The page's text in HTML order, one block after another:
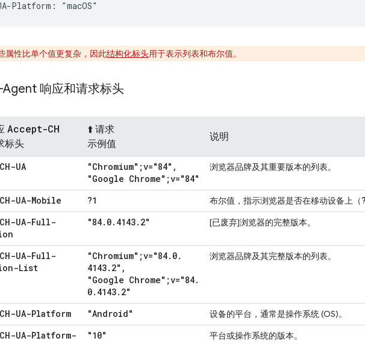
属性比单个值更复杂，因此结构化标头用于表示列表和布尔值。
Agent 响应和请求标头
Accept-CH
标头
⬆️ 请求
示例值
说明
UA "Chromium";v="84" ,
"Google Chrome";v="84"
浏览器品牌及其重要版本的列表。
UA-Mobile ?1 布尔值，指示浏览器是否在移动设备上（
UA-Full-
"84. 0. 4143. 2" [已废弃]浏览器的完整版本。
UA-Full-
List
"Chromium";v="84. 0.
4143. 2" ,
"Google Chrome";v="84.
0. 4143. 2"
浏览器品牌及其完整版本的列表。
UA-Platform "Android" 设备的平台，通常是操作系统 (OS)。
UA-Platform-
"10" 平台或操作系统的版本。